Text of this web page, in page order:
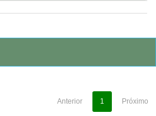
Anterior 1 Próximo